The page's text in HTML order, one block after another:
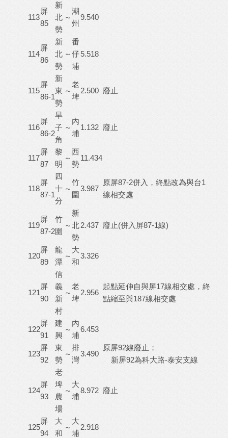
113
屏
85
新
北
勢
～
潮
州
9.540
114
屏
86
新
北
勢
～
番
仔
埔
5.518
115
屏
86-1
新
東
勢
～
老
埤
2.500 廢止
116
屏
86-2
旱
子
角
～
內
埔
1.132 廢止
117
屏
87
黎
明
～
西
勢
11.434
118
屏
87-1
四
十
分
～
竹
圍
3.987
原屏87-2併入，終點改為與台1
線相交處
119
屏
87-2
竹
圍
～
新
北
勢
2.437 廢止(併入屏87-1線)
120
屏
89
龍
潭
～
大
和
3.326
121
屏
90
信
義
新
村
～
老
埤
2.956
起點延伸自與屏17線相交處，終
點縮至與187線相交處
122
屏
91
建
興
～
內
埔
6.453
123
屏
92
東
勢
～
排
灣
3.490
原屏92線廢止；
新屏92為科大路-泰安支線
124
屏
93
老
埤
農
場
～
大
埔
8.972 廢止
125
屏
94
大
和
～
大
埔
2.918